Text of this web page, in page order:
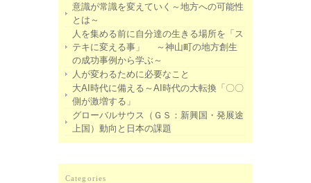
意識が常識を変えていく～地方への可能性
とは～
人を集める前に自分達の生きる場所を「ス
テキに変える事」 ～神山町の地方創生
の成功事例から学ぶ～
人が変わるために必要なこと
大AI時代に備える～AI時代の大転換「〇〇
側が激増する」
グローバルサウス（ＧＳ：新興国・発展途
上国）動向と日本の課題
Categories